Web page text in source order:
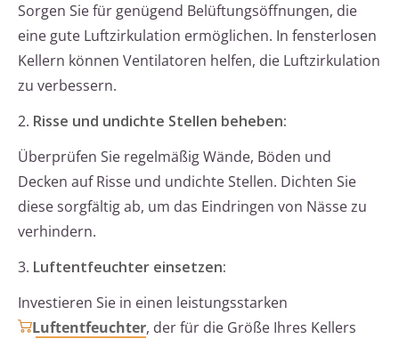
Sorgen Sie für genügend Belüftungsöffnungen, die
eine gute Luftzirkulation ermöglichen. In fensterlosen
Kellern können Ventilatoren helfen, die Luftzirkulation
zu verbessern.
2. Risse und undichte Stellen beheben:
Überprüfen Sie regelmäßig Wände, Böden und
Decken auf Risse und undichte Stellen. Dichten Sie
diese sorgfältig ab, um das Eindringen von Nässe zu
verhindern.
3. Luftentfeuchter einsetzen:
Investieren Sie in einen leistungsstarken
Luftentfeuchter, der für die Größe Ihres Kellers